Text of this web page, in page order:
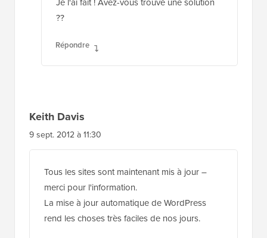
??
Répondre
Keith Davis
9 sept. 2012 à 11:30
Tous les sites sont maintenant mis à jour –
merci pour l'information.
La mise à jour automatique de WordPress
rend les choses très faciles de nos jours.